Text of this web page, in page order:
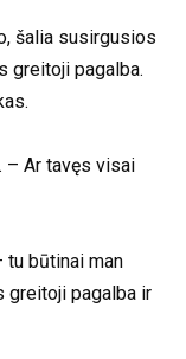
šalia susirgusios
greitoji pagalba.
– Ar tavęs visai
tu būtinai man
greitoji pagalba ir